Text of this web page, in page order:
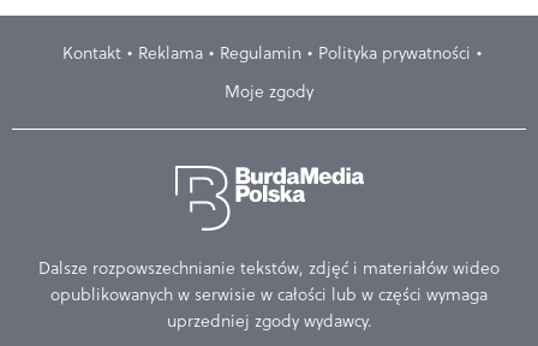
Kontakt Reklama Regulamin
Polityka prywatności
Moje zgody
Dalsze rozpowszechnianie tekstów, zdjęć i materiałów wideo
opublikowanych w serwisie w całości lub w części wymaga
uprzedniej zgody wydawcy.